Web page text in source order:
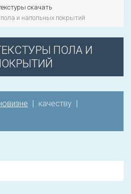
Зарегистрироваться
скачать
и напольных покрытий
ПОЛА И
| качеству |